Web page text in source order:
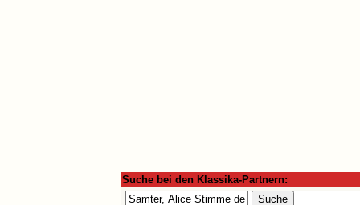
Suche bei den Klassika-Partnern: